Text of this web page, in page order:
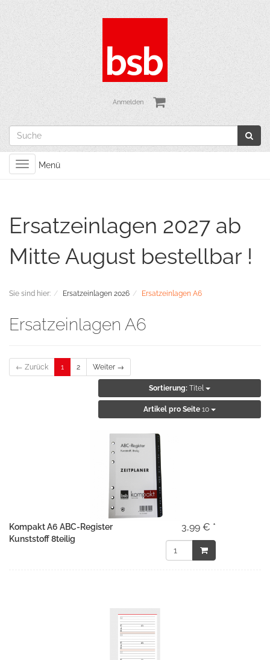
Anmelden
Toggle
navigation
Menü
Ersatzeinlagen 2027 ab
Mitte August bestellbar !
Sie sind hier: Ersatzeinlagen 2026 Ersatzeinlagen A6
Ersatzeinlagen A6
← Zurück 1 2 Weiter →
Sortierung: Titel
Artikel pro Seite 10
Kompakt A6 ABC-Register
Kunststoff 8teilig
3,99 € *